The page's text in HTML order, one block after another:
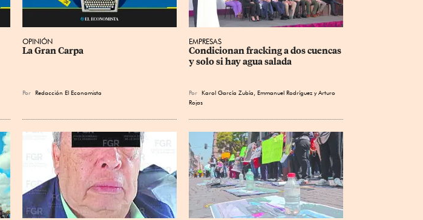
OPINIÓN
La Gran Carpa
Por Redacción El Economista
EMPRESAS
Condicionan fracking a dos cuencas
y solo si hay agua salada
Por Karol García Zubía Emmanuel Rodríguez yArturo
Rojas